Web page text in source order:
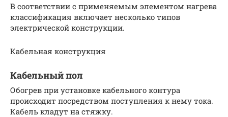
В соответствии с применяемым элементом нагрева
классификация включает несколько типов
электрической конструкции.
Кабельная конструкция
Кабельный пол
Обогрев при установке кабельного контура
происходит посредством поступления к нему тока.
Кабель кладут на стяжку.